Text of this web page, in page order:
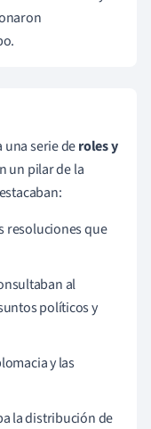
una serie deroles y
un pilar de la
resoluciones que
al
políticos y
y las
la distribución de